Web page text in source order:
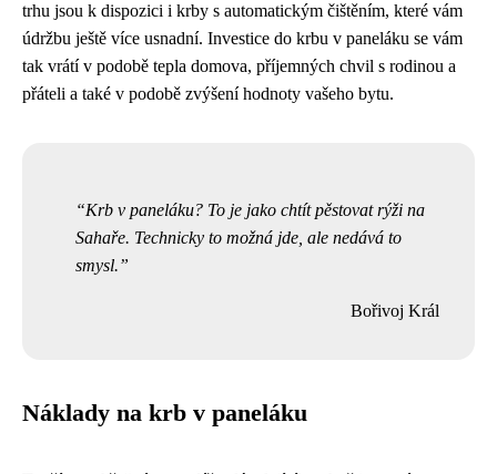
trhu jsou k dispozici i krby s automatickým čištěním, které vám
údržbu ještě více usnadní. Investice do krbu v paneláku se vám
tak vrátí v podobě tepla domova, příjemných chvil s rodinou a
přáteli a také v podobě zvýšení hodnoty vašeho bytu.
Krb v paneláku? To je jako chtít pěstovat rýži na
Sahaře. Technicky to možná jde, ale nedává to
smysl.
Bořivoj Král
Náklady na krb v paneláku